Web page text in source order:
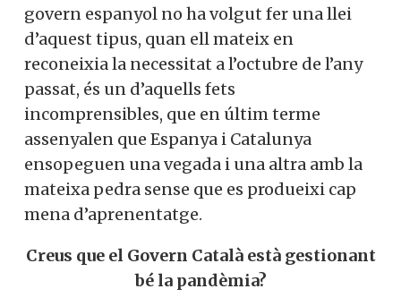
govern espanyol no ha volgut fer una llei
d’aquest tipus, quan ell mateix en
reconeixia la necessitat a l’octubre de l’any
passat, és un d’aquells fets
incomprensibles, que en últim terme
assenyalen que Espanya i Catalunya
ensopeguen una vegada i una altra amb la
mateixa pedra sense que es produeixi cap
mena d’aprenentatge.
Creus que el Govern Català està gestionant
bé la pandèmia?